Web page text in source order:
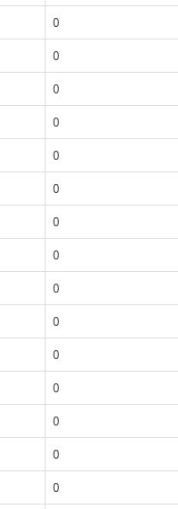
0
0
0
0
0
0
0
0
0
0
0
0
0
0
0